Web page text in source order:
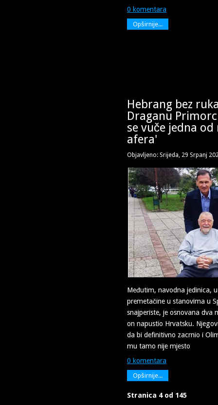
0 komentara
Opširnije...
Hebrang bez
Draganu
se vuče jedna
afera'
Objavljeno: Srijeda, 29 Srpanj
Međutim, navodna jedinica,
premetačine u stanovima u
snajperiste, je osnovana dva
on napustio Hrvatsku.
da bi definitivno zacrnio i
mu tamo nije mjesto
0 komentara
Opširnije...
Stranica 4 od 145